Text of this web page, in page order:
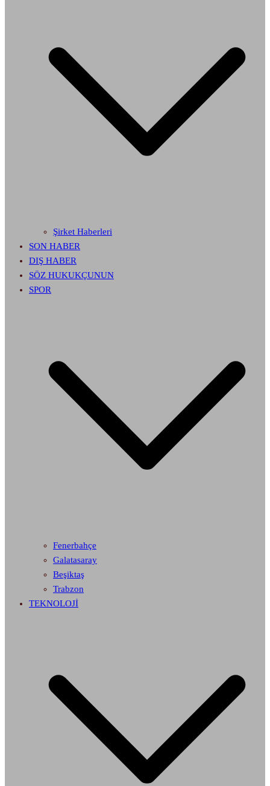
Şirket Haberleri
SON HABER
DIŞ HABER
SÖZ HUKUKÇUNUN
SPOR
Fenerbahçe
Galatasaray
Beşiktaş
Trabzon
TEKNOLOJİ